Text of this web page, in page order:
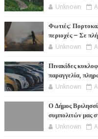
Unknown
Φωτιές:
περιοχές – Σε
Unknown
Πινακίδες
παραγγελία,
Unknown
Ο Δήμος
συμπολιτών μας
Unknown